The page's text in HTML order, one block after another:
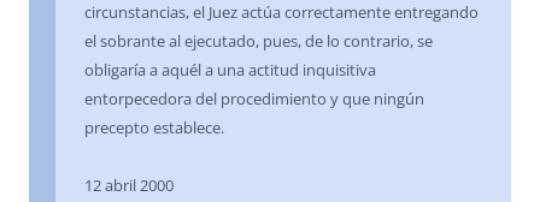
circunstancias, el Juez actúa correctamente entregando
el sobrante al ejecutado, pues, de lo contrario, se
obligaría a aquél a una actitud inquisitiva
entorpecedora del procedimiento y que ningún
precepto establece.
12 abril 2000